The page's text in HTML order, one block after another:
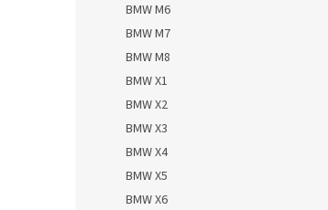
BMW M6
BMW M7
BMW M8
BMW X1
BMW X2
BMW X3
BMW X4
BMW X5
BMW X6